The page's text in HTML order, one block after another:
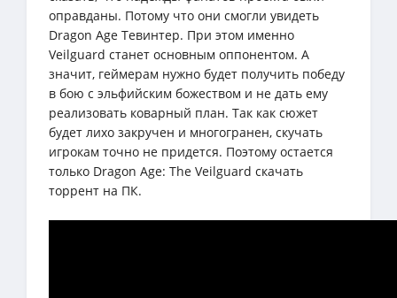
оправданы. Потому что они смогли увидеть
Dragon Age Тевинтер. При этом именно
Veilguard станет основным оппонентом. А
значит, геймерам нужно будет получить победу
в бою с эльфийским божеством и не дать ему
реализовать коварный план. Так как сюжет
будет лихо закручен и многогранен, скучать
игрокам точно не придется. Поэтому остается
только Dragon Age: The Veilguard скачать
торрент на ПК.